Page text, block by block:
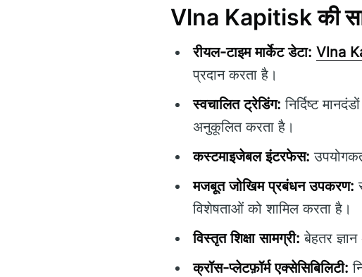
Vlna Kapitisk की
रीयल-टाइम मार्केट डेटा: Vlna
प्रदान करता है।
स्वचालित ट्रेडिंग: निर्दिष्ट
अनुकूलित करता है।
कस्टमाइजेबल इंटरफेस:
मजबूत जोखिम प्रबंधन उपकरण:
विशेषताओं को शामिल करता है।
विस्तृत शिक्षा सामग्री: बेहतर
क्रॉस-प्लेटफ़ॉर्म एक्सेसिबिलिटी: